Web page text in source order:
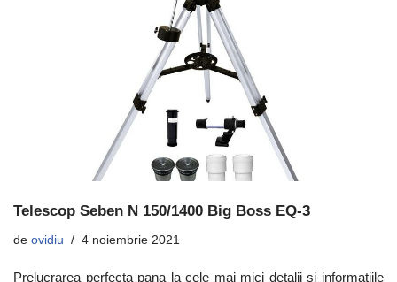
Telescop Seben N 150/1400 Big Boss EQ-3
de ovidiu 4 noiembrie 2021
Prelucrarea perfecta pana la cele mai mici detalii si informatiile